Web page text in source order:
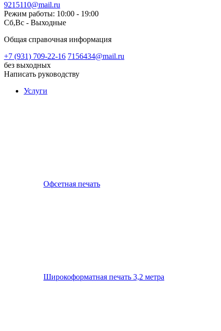
9215110@mail.ru
Режим работы: 10:00 - 19:00
Сб,Вс - Выходные
Общая справочная информация
+7 (931) 709-22-16 7156434@mail.ru
без выходных
Написать руководству
Услуги
Офсетная печать
Широкоформатная печать 3,2 метра